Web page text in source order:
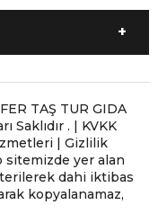
7/24 Moto Yol
Moto Yol Yardım |
Yolda
MOBİL LASTİKÇİ
Yerinde Lastik
| 7/24 Mobil
TAŞ TUR GIDA
Saklıdır . | KVKK
| Gizlilik
sitemizde yer alan
dahi iktibas
kopyalanamaz,